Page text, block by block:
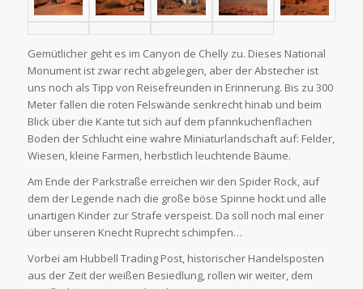
Gemütlicher geht es im Canyon de Chelly zu. Dieses National
Monument ist zwar recht abgelegen, aber der Abstecher ist
uns noch als Tipp von Reisefreunden in Erinnerung. Bis zu 300
Meter fallen die roten Felswände senkrecht hinab und beim
Blick über die Kante tut sich auf dem pfannkuchenflachen
Boden der Schlucht eine wahre Miniaturlandschaft auf: Felder,
Wiesen, kleine Farmen, herbstlich leuchtende Bäume.
Am Ende der Parkstraße erreichen wir den Spider Rock, auf
dem der Legende nach die große böse Spinne hockt und alle
unartigen Kinder zur Strafe verspeist. Da soll noch mal einer
über unseren Knecht Ruprecht schimpfen…
Vorbei am Hubbell Trading Post, historischer Handelsposten
aus der Zeit der weißen Besiedlung, rollen wir weiter, dem